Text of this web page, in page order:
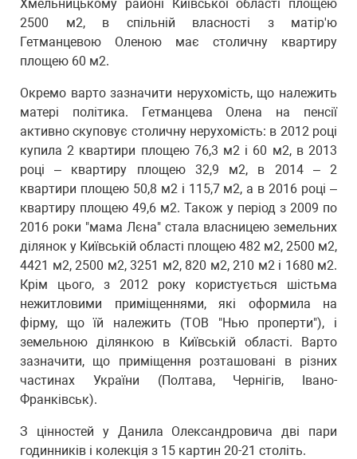
Хмельницькому районі Київської області площею
2500 м2, в спільній власності з матір'ю
Гетманцевою Оленою має столичну квартиру
площею 60 м2.
Окремо варто зазначити нерухомість, що належить
матері політика. Гетманцева Олена на пенсії
активно скуповує столичну нерухомість: в 2012 році
купила 2 квартири площею 76,3 м2 і 60 м2, в 2013
році – квартиру площею 32,9 м2, в 2014 – 2
квартири площею 50,8 м2 і 115,7 м2, а в 2016 році –
квартиру площею 49,6 м2. Також у період з 2009 по
2016 роки "мама Лєна" стала власницею земельних
ділянок у Київській області площею 482 м2, 2500 м2,
4421 м2, 2500 м2, 3251 м2, 820 м2, 210 м2 і 1680 м2.
Крім цього, з 2012 року користується шістьма
нежитловими приміщеннями, які оформила на
фірму, що їй належить (ТОВ "Нью проперти"), і
земельною ділянкою в Київській області. Варто
зазначити, що приміщення розташовані в різних
частинах України (Полтава, Чернігів, Івано-
Франківськ).
З цінностей у Данила Олександровича дві пари
годинників і колекція з 15 картин 20-21 століть.